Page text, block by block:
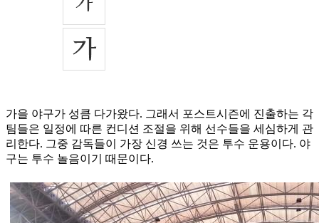
가을 야구가 성큼 다가왔다. 그래서 포스트시즌에 진출하는 각
팀들은 일정에 따른 컨디션 조절을 위해 선수들을 세심하게 관
리한다. 그중 감독들이 가장 신경 쓰는 것은 투수 운용이다. 야
구는 투수 놀음이기 때문이다.